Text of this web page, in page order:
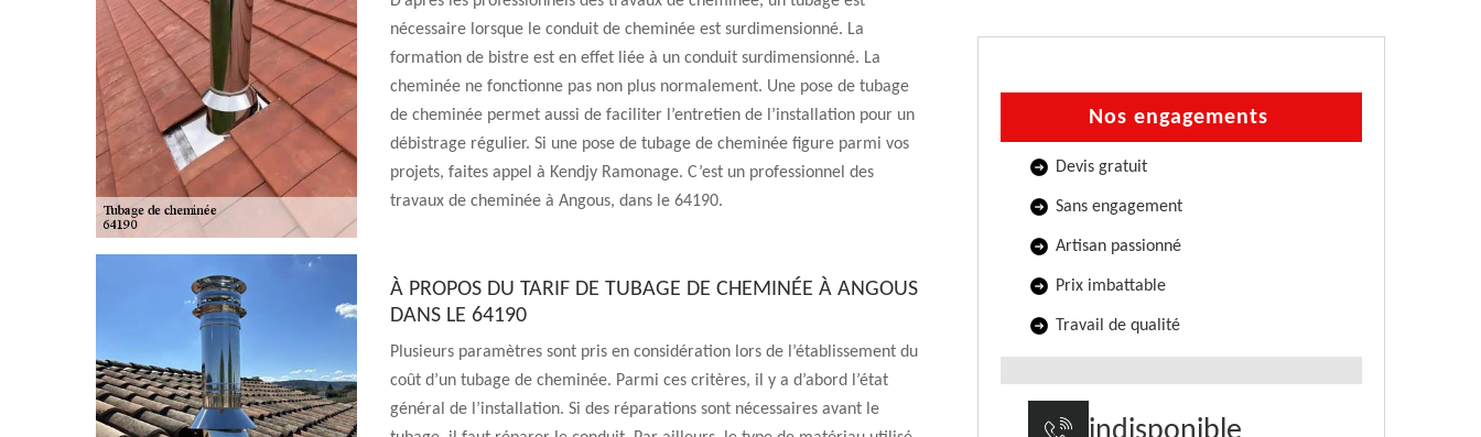
nécessaire lorsque le conduit de cheminée est surdimensionné. La
formation de bistre est en effet liée à un conduit surdimensionné. La
cheminée ne fonctionne pas non plus normalement. Une pose de tubage
de cheminée permet aussi de faciliter l’entretien de l’installation pour un
débistrage régulier. Si une pose de tubage de cheminée figure parmi vos
projets, faites appel à Kendjy Ramonage. C’est un professionnel des
travaux de cheminée à Angous, dans le 64190.
À PROPOS DU TARIF DE TUBAGE DE CHEMINÉE À ANGOUS
DANS LE 64190
Plusieurs paramètres sont pris en considération lors de l’établissement du
coût d’un tubage de cheminée. Parmi ces critères, il y a d’abord l’état
général de l’installation. Si des réparations sont nécessaires avant le
Nos engagements
Devis gratuit
Sans engagement
Artisan passionné
Prix imbattable
Travail de qualité